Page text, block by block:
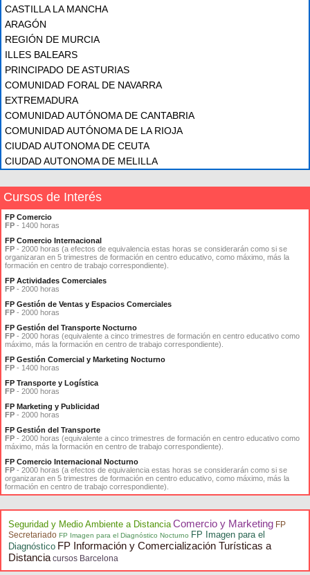
CASTILLA LA MANCHA
ARAGÓN
REGIÓN DE MURCIA
ILLES BALEARS
PRINCIPADO DE ASTURIAS
COMUNIDAD FORAL DE NAVARRA
EXTREMADURA
COMUNIDAD AUTÓNOMA DE CANTABRIA
COMUNIDAD AUTÓNOMA DE LA RIOJA
CIUDAD AUTONOMA DE CEUTA
CIUDAD AUTONOMA DE MELILLA
Cursos de Interés
FP Comercio
FP - 1400 horas
FP Comercio Internacional
FP - 2000 horas (a efectos de equivalencia estas horas se considerarán como si se
organizaran en 5 trimestres de formación en centro educativo, como máximo, más la
formación en centro de trabajo correspondiente).
FP Actividades Comerciales
FP - 2000 horas
FP Gestión de Ventas y Espacios Comerciales
FP - 2000 horas
FP Gestión del Transporte Nocturno
FP - 2000 horas (equivalente a cinco trimestres de formación en centro educativo como
máximo, más la formación en centro de trabajo correspondiente).
FP Gestión Comercial y Marketing Nocturno
FP - 1400 horas
FP Transporte y Logística
FP - 2000 horas
FP Marketing y Publicidad
FP - 2000 horas
FP Gestión del Transporte
FP - 2000 horas (equivalente a cinco trimestres de formación en centro educativo como
máximo, más la formación en centro de trabajo correspondiente).
FP Comercio Internacional Nocturno
FP - 2000 horas (a efectos de equivalencia estas horas se considerarán como si se
organizaran en 5 trimestres de formación en centro educativo, como máximo, más la
formación en centro de trabajo correspondiente).
Seguridad y Medio Ambiente a Distancia Comercio y Marketing FP
Secretariado FP Imagen para el Diagnóstico Nocturno FP Imagen para el
Diagnóstico FP Información y Comercialización Turísticas a
Distancia cursos Barcelona